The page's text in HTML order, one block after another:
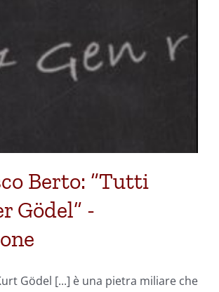
Berto: “Tutti
Gödel” -
Gödel [...] è una pietra miliare che